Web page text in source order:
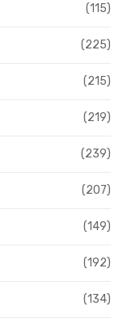
(115)
(225)
(215)
(219)
(239)
(207)
(149)
(192)
(134)